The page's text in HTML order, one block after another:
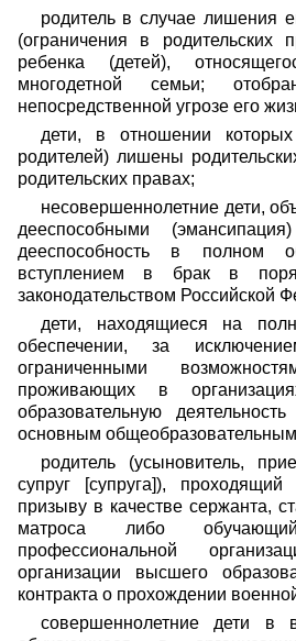
родитель в случае лишения
(ограничения в родительских
ребенка (детей),
многодетной семьи;
непосредственной угрозе его
дети, в отношении
родителей) лишены
родительских правах;
несовершеннолетние дети,
дееспособными
дееспособность в
вступлением в брак в
законодательством Российской
дети, находящиеся на
обеспечении, за
ограниченными
проживающих в
образовательную
основным
родитель (усыновитель,
супруг [супруга]),
призыву в качестве сержанта,
матроса либо
профессиональной
организации высшего
контракта о прохождении
совершеннолетние дети в